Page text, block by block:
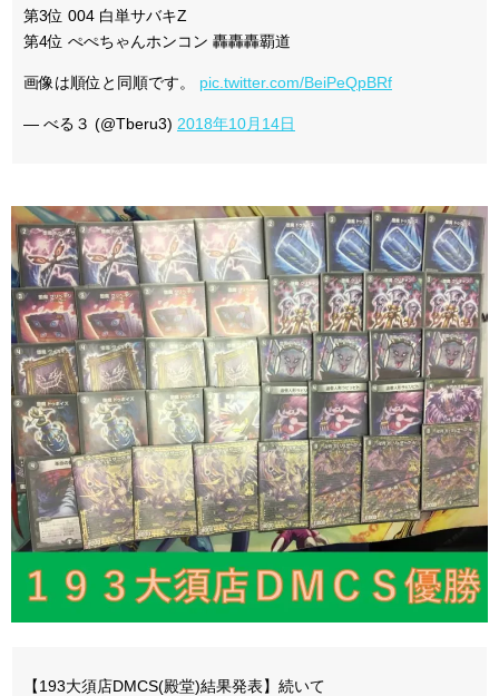
第3位 004 白単サバキZ
第4位 ぺぺちゃんホンコン 轟轟轟覇道
画像は順位と同順です。 pic.twitter.com/BeiPeQpBRf
— べる３ (@Tberu3) 2018年10月14日
【193大須店DMCS(殿堂)結果発表】続いて